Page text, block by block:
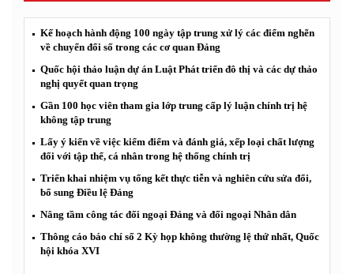
Kế hoạch hành động 100 ngày tập trung xử lý các điểm nghẽn
về chuyển đổi số trong các cơ quan Đảng
Quốc hội thảo luận dự án Luật Phát triển đô thị và các dự thảo
nghị quyết quan trọng
Gần 100 học viên tham gia lớp trung cấp lý luận chính trị hệ
không tập trung
Lấy ý kiến về việc kiểm điểm và đánh giá, xếp loại chất lượng
đối với tập thể, cá nhân trong hệ thống chính trị
Triển khai nhiệm vụ tổng kết thực tiễn và nghiên cứu sửa đổi,
bổ sung Điều lệ Đảng
Nâng tầm công tác đối ngoại Đảng và đối ngoại Nhân dân
Thông cáo báo chí số 2 Kỳ họp không thường lệ thứ nhất, Quốc
hội khóa XVI